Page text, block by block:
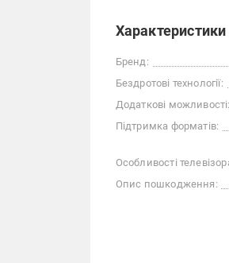
Бренд:
Бездротові технології:
Додаткові можливості:
Підтримка форматів:
Особливості
Опис пошкодження: